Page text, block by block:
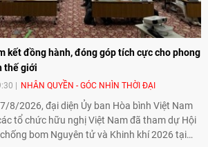
kết đồng hành, đóng góp tích cực cho phong
thế giới
NHÂN QUYỀN - GÓC NHÌN THỜI ĐẠI
8/2026, đại diện Ủy ban Hòa bình Việt Nam
tổ chức hữu nghị Việt Nam đã tham dự Hội
bom Nguyên tử và Khinh khí 2026 tại